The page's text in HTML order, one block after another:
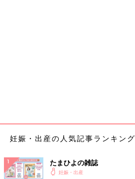
妊娠・出産の人気記事ランキング
たまひよの雑誌
妊娠・出産